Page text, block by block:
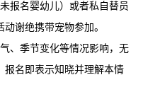
报名婴幼儿）或者私自替员
谢绝携带宠物参加。
、季节变化等情况影响，无
报名即表示知晓并理解本情